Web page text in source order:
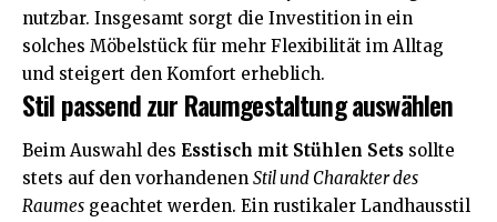
nutzbar. Insgesamt sorgt die Investition in ein
solches Möbelstück für mehr Flexibilität im Alltag
und steigert den Komfort erheblich.
Stil passend zur Raumgestaltung auswählen
Beim Auswahl des Esstisch mit Stühlen Sets sollte
stets auf den vorhandenen Stil und Charakter des
Raumes geachtet werden. Ein rustikaler Landhausstil